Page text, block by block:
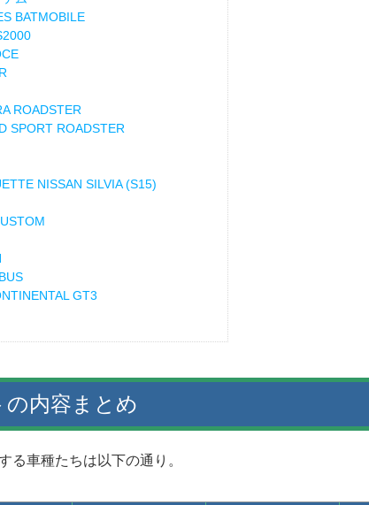
BATMOBILE
ROADSTER
SPORT ROADSTER
NISSAN SILVIA (S15)
GT3
の内容まとめ
る車種たちは以下の通り。